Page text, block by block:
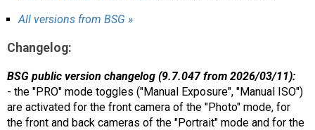
All versions from BSG »
Changelog:
BSG public version changelog (9.7.047 from 2026/03/11):
- the "PRO" mode toggles ("Manual Exposure", "Manual ISO")
are activated for the front camera of the "Photo" mode, for
the front and back cameras of the "Portrait" mode and for the